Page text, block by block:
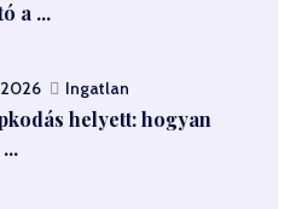
a ...
2026 Ingatlan
helyett: hogyan